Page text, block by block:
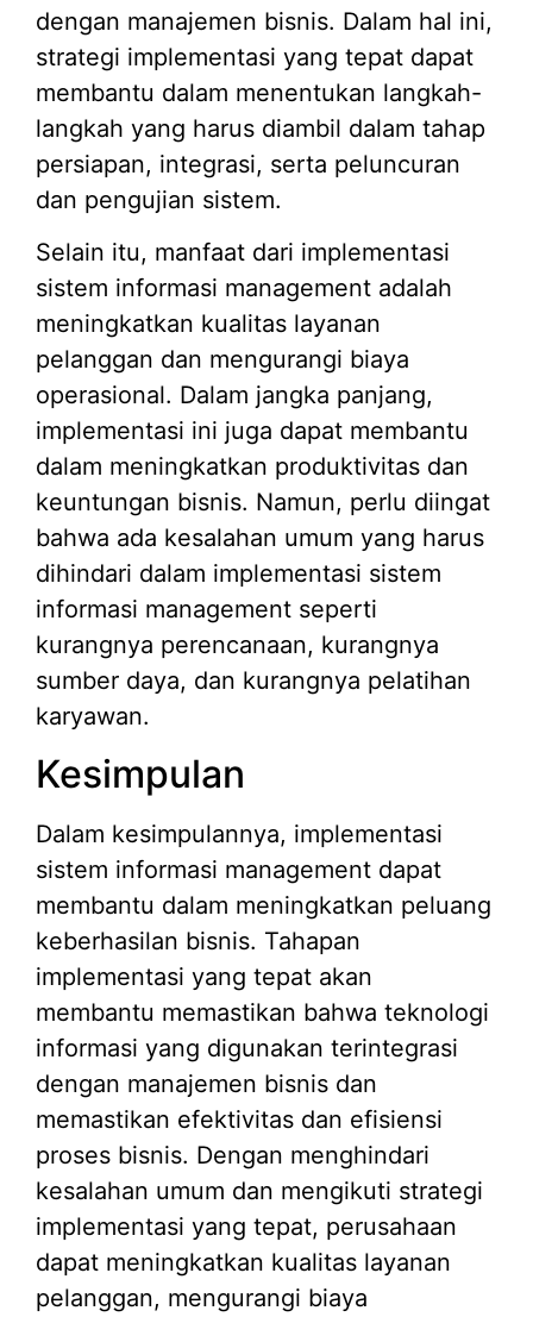
dengan manajemen bisnis. Dalam hal ini,
strategi implementasi yang tepat dapat
membantu dalam menentukan langkah-
langkah yang harus diambil dalam tahap
persiapan, integrasi, serta peluncuran
dan pengujian sistem.
Selain itu, manfaat dari implementasi
sistem informasi management adalah
meningkatkan kualitas layanan
pelanggan dan mengurangi biaya
operasional. Dalam jangka panjang,
implementasi ini juga dapat membantu
dalam meningkatkan produktivitas dan
keuntungan bisnis. Namun, perlu diingat
bahwa ada kesalahan umum yang harus
dihindari dalam implementasi sistem
informasi management seperti
kurangnya perencanaan, kurangnya
sumber daya, dan kurangnya pelatihan
karyawan.
Kesimpulan
Dalam kesimpulannya, implementasi
sistem informasi management dapat
membantu dalam meningkatkan peluang
keberhasilan bisnis. Tahapan
implementasi yang tepat akan
membantu memastikan bahwa teknologi
informasi yang digunakan terintegrasi
dengan manajemen bisnis dan
memastikan efektivitas dan efisiensi
proses bisnis. Dengan menghindari
kesalahan umum dan mengikuti strategi
implementasi yang tepat, perusahaan
dapat meningkatkan kualitas layanan
pelanggan, mengurangi biaya